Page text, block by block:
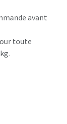
avant
toute